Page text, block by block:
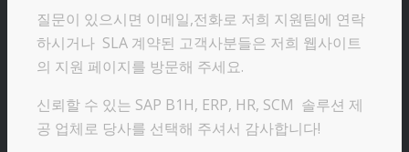
질문이 있으시면 이메일,전화로 저희 지원팀에 연락
하시거나 SLA 계약된 고객사분들은 저희 웹사이트
의 지원 페이지를 방문해 주세요.
신뢰할 수 있는 SAP B1H, ERP, HR, SCM 솔루션 제
공 업체로 당사를 선택해 주셔서 감사합니다!